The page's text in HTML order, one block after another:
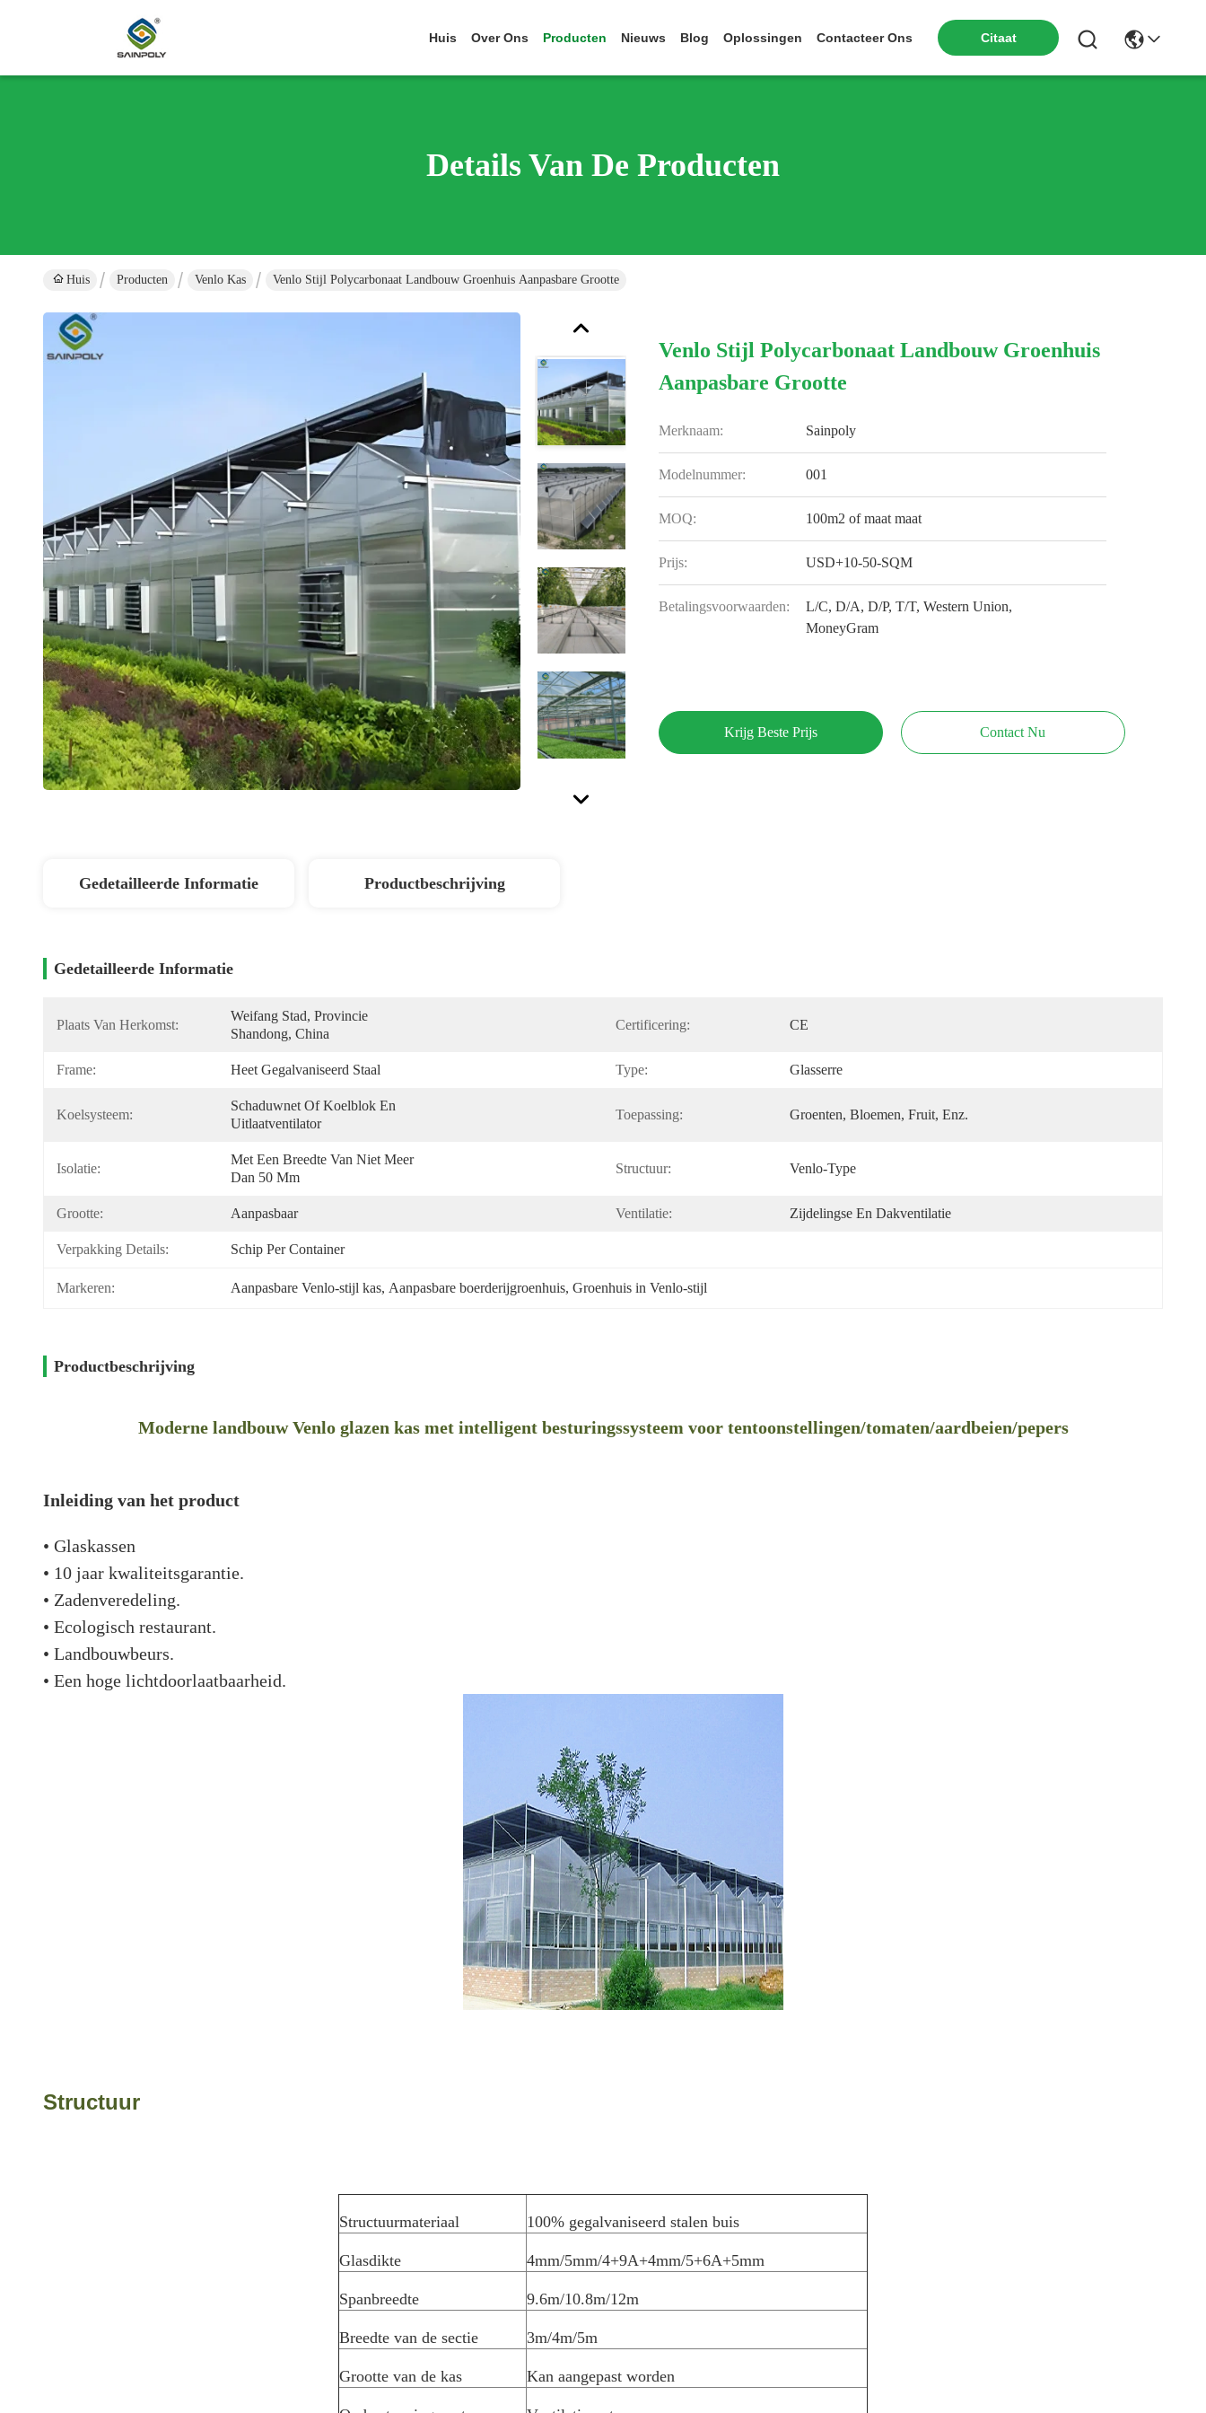
Huis Over Ons Producten Nieuws Blog Oplossingen Contacteer Ons Citaat
Details Van De Producten
Huis Producten Venlo Kas Venlo Stijl Polycarbonaat Landbouw Groenhuis Aanpasbare Grootte
Venlo Stijl Polycarbonaat Landbouw Groenhuis
Aanpasbare Grootte
Merknaam: Sainpoly
Modelnummer: 001
MOQ: 100m2 of maat maat
Prijs: USD+10-50-SQM
Betalingsvoorwaarden:
L/C, D/A, D/P, T/T, Western Union,
MoneyGram
Krijg Beste Prijs Contact Nu
Gedetailleerde Informatie Productbeschrijving
Gedetailleerde Informatie
Plaats Van Herkomst:
Weifang Stad, Provincie
Shandong, China
Certificering: CE
Frame: Heet Gegalvaniseerd Staal Type: Glasserre
Koelsysteem:
Schaduwnet Of Koelblok En
Uitlaatventilator
Toepassing: Groenten, Bloemen, Fruit, Enz.
Isolatie:
Met Een Breedte Van Niet Meer
Dan 50 Mm
Structuur: Venlo-Type
Grootte: Aanpasbaar Ventilatie: Zijdelingse En Dakventilatie
Verpakking Details: Schip Per Container
Markeren: Aanpasbare Venlo-stijl kas, Aanpasbare boerderijgroenhuis, Groenhuis in Venlo-stijl
Productbeschrijving
Moderne landbouw Venlo glazen kas met intelligent besturingssysteem voor tentoonstellingen/tomaten/aardbeien/pepers
Inleiding van het product
• Glaskassen
• 10 jaar kwaliteitsgarantie.
• Zadenveredeling.
• Ecologisch restaurant.
• Landbouwbeurs.
• Een hoge lichtdoorlaatbaarheid.
Structuur
Structuurmateriaal 100% gegalvaniseerd stalen buis
Glasdikte 4mm/5mm/4+9A+4mm/5+6A+5mm
Spanbreedte 9.6m/10.8m/12m
Breedte van de sectie 3m/4m/5m
Grootte van de kas Kan aangepast worden